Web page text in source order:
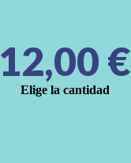
12,00 €
Elige la cantidad